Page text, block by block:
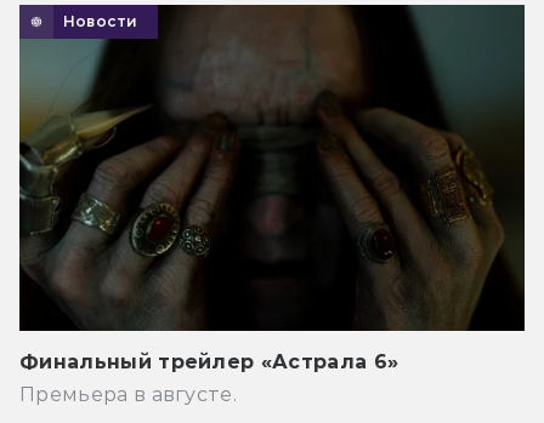
Новости
Финальный трейлер «Астрала 6»
Премьера в августе.